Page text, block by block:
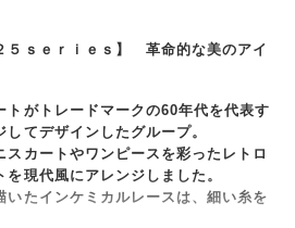
５ｓｅｒｉｅｓ】 革命的な美のアイ
トがトレードマークの60年代を代表す
てデザインしたグループ。
スカートやワンピースを彩ったレトロ
現代風にアレンジしました。
いたインケミカルレースは、細い糸を